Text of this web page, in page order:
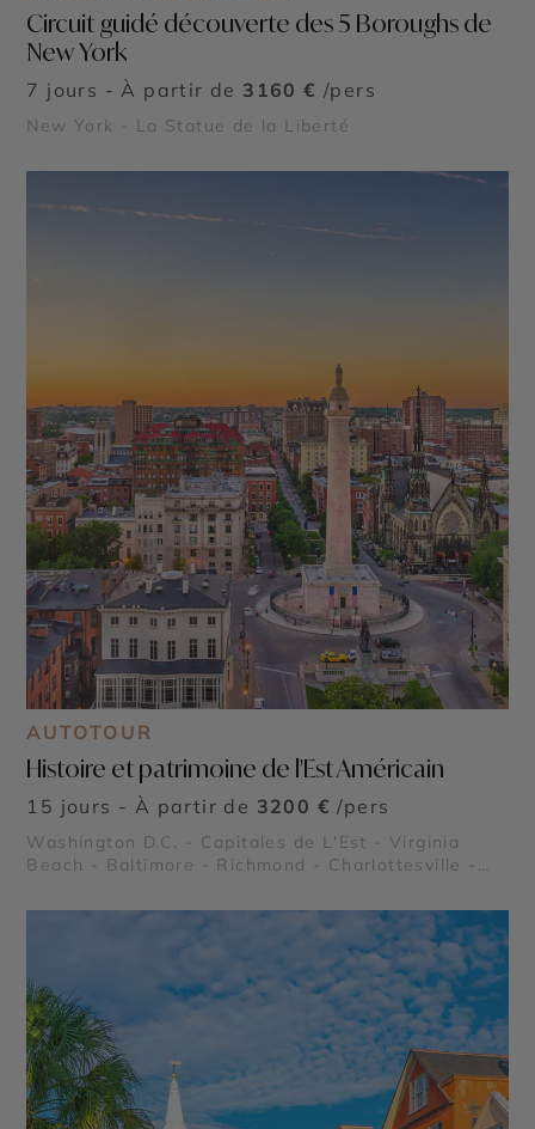
Circuit guidé découverte des 5 Boroughs de
New York
7 jours - À partir de 3160 € /pers
New York - La Statue de la Liberté
AUTOTOUR
Histoire et patrimoine de l'Est Américain
15 jours - À partir de 3200 € /pers
Washington D.C. - Capitales de L'Est - Virginia
Beach - Baltimore - Richmond - Charlottesville -
de Thomas Jefferson à Monticello - Parc National
de Shenandoah - Williamsburg Colonial